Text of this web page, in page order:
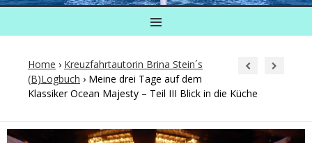
MENU
Home › Kreuzfahrtautorin Brina Stein´s
(B)Logbuch › Meine drei Tage auf dem
Klassiker Ocean Majesty – Teil III Blick in die Küche
Post